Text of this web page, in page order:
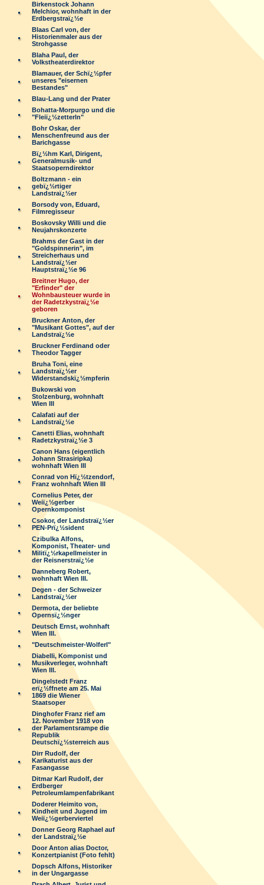
Birkenstock Johann
Melchior, wohnhaft in der
Erdbergstraï¿½e
Blaas Carl von, der
Historienmaler aus der
Strohgasse
Blaha Paul, der
Volkstheaterdirektor
Blamauer, der Schï¿½pfer
unseres "eisernen
Bestandes"
Blau-Lang und der Prater
Bohatta-Morpurgo und die
"Fleiï¿½zetterln"
Bohr Oskar, der
Menschenfreund aus der
Barichgasse
Bï¿½hm Karl, Dirigent,
Generalmusik- und
Staatsoperndirektor
Boltzmann - ein
gebï¿½rtiger
Landstraï¿½er
Borsody von, Eduard,
Filmregisseur
Boskovsky Willi und die
Neujahrskonzerte
Brahms der Gast in der
"Goldspinnerin", im
Streicherhaus und
Landstraï¿½er
Hauptstraï¿½e 96
Breitner Hugo, der
"Erfinder" der
Wohnbausteuer wurde in
der Radetzkystraï¿½e
geboren
Bruckner Anton, der
"Musikant Gottes", auf der
Landstraï¿½e
Bruckner Ferdinand oder
Theodor Tagger
Bruha Toni, eine
Landstraï¿½er
Widerstandskï¿½mpferin
Bukowski von
Stolzenburg, wohnhaft
Wien III
Calafati auf der
Landstraï¿½e
Canetti Elias, wohnhaft
Radetzkystraï¿½e 3
Canon Hans (eigentlich
Johann Strasiripka)
wohnhaft Wien III
Conrad von Hï¿½tzendorf,
Franz wohnhaft Wien III
Cornelius Peter, der
Weiï¿½gerber
Opernkomponist
Csokor, der Landstraï¿½er
PEN-Prï¿½sident
Czibulka Alfons,
Komponist, Theater- und
Militï¿½rkapellmeister in
der Reisnerstraï¿½e
Danneberg Robert,
wohnhaft Wien III.
Degen - der Schweizer
Landstraï¿½er
Dermota, der beliebte
Opernsï¿½nger
Deutsch Ernst, wohnhaft
Wien III.
"Deutschmeister-Wolferl"
Diabelli, Komponist und
Musikverleger, wohnhaft
Wien III.
Dingelstedt Franz
erï¿½ffnete am 25. Mai
1869 die Wiener
Staatsoper
Dinghofer Franz rief am
12. November 1918 von
der Parlamentsrampe die
Republik
Deutschï¿½sterreich aus
Dirr Rudolf, der
Karikaturist aus der
Fasangasse
Ditmar Karl Rudolf, der
Erdberger
Petroleumlampenfabrikant
Doderer Heimito von,
Kindheit und Jugend im
Weiï¿½gerberviertel
Donner Georg Raphael auf
der Landstraï¿½e
Door Anton alias Doctor,
Konzertpianist (Foto fehlt)
Dopsch Alfons, Historiker
in der Ungargasse